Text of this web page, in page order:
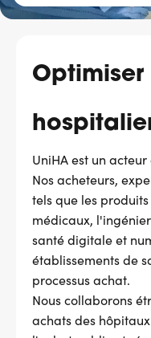
Optimiser
UniHA est un
Nos acheteurs,
tels que les
médicaux,
santé digitale et
établissements de
processus achat.
Nous collaborons
achats des